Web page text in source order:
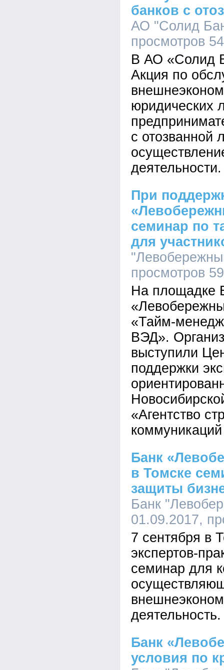
банков с
АО "Солид
просмотров
В АО «Солид
Акция по
юридических
с отозванной
деятельности.
При
семинар по
для
просмотров
На площадке
«Тайм-
ВЭД».
выступили
поддержки
«Агентство
Банк
в Томске
защиты
Банк
01.09.2017,
7 сентября в
экспертов-
семинар для
деятельность.
Банк
условия по